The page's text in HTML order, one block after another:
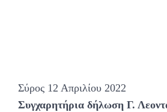
Σύρος 12 Απριλίου 2022
Συγχαρητήρια δήλωση Γ.